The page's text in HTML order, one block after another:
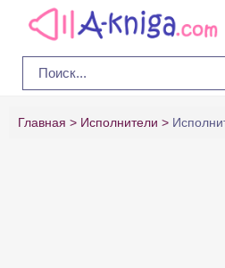
Главная Исполнители